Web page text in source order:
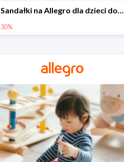
Sandałki na Allegro dla dzieci do -30%
30%